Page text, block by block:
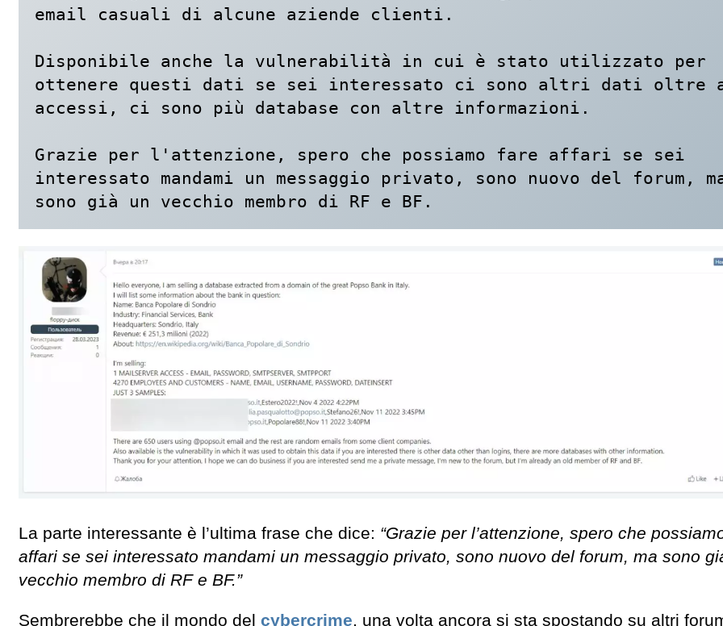
email casuali di alcune aziende clienti.
Disponibile anche la vulnerabilità in cui è stato utilizzato per
ottenere questi dati se sei interessato ci sono altri dati oltre
accessi, ci sono più database con altre informazioni.
Grazie per l'attenzione, spero che possiamo fare affari se sei
interessato mandami un messaggio privato, sono nuovo del forum,
sono già un vecchio membro di RF e BF.
La parte interessante è l’ultima frase che dice: “Grazie per l’attenzione, spero che
affari se sei interessato mandami un messaggio privato, sono nuovo del forum, ma sono
vecchio membro di RF e BF.”
Sembrerebbe che il mondo del cybercrime, una volta ancora si sta spostando su altri